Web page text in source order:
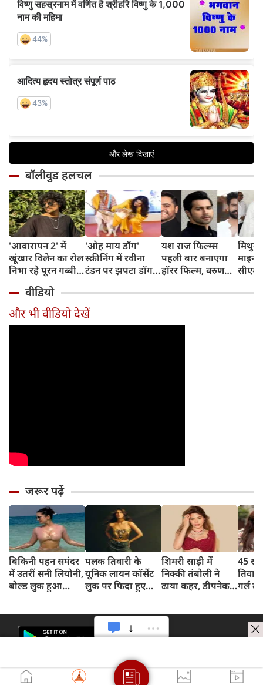
बॉलीवुड हलचल
'आवारापन 2' में
खूंखार विलेन का रोल
निभा रहे पूरन गब्बी
संग है खास रिश्ता
'ओह माय डॉग'
स्क्रीनिंग में रवीना
टंडन पर झपटा डॉग,
ने ऐसे दिखाई
दरियादिली
यश राज फिल्म्स
पहली बार बनाएगा
हॉरर फिल्म, वरुण
रोल
मिथुन
सीएम
पहुंचे
वीडियो
और भी वीडियो देखें
जरूर पढ़ें
बिकिनी पहन समंदर
में उतरीं सनी लियोनी,
बोल्ड लुक हुआ
पलक तिवारी के
यूनिक लायन कॉर्सेट
लुक पर फिदा हुए
शिमरी साड़ी में
निक्की तंबोली ने
ढाया कहर, डीपनेक
45
गर्ल